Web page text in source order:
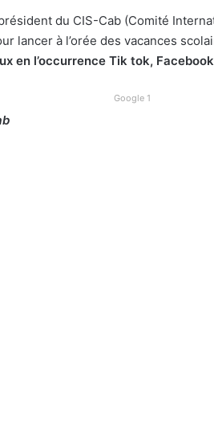
du CIS-Cab (Comité
lancer à l’orée des vacances
en l’occurrence Tik tok,
Google 1